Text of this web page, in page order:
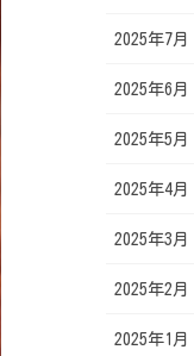
2025年7月
2025年6月
2025年5月
2025年4月
2025年3月
2025年2月
2025年1月